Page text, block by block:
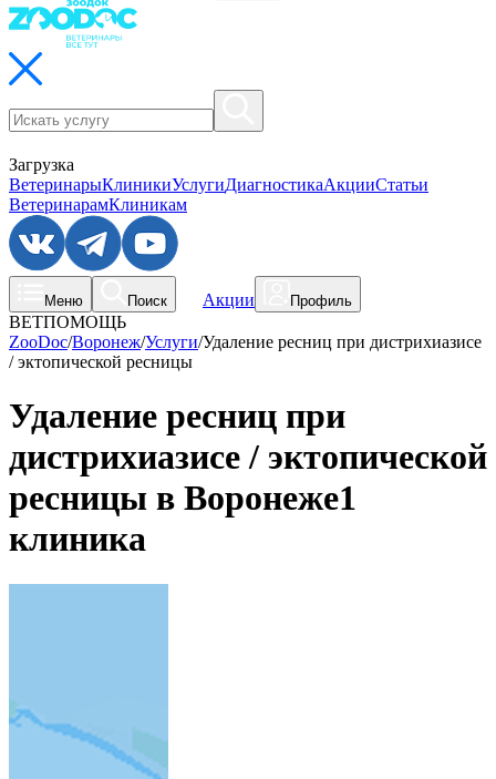
Загрузка
ВетеринарыКлиникиУслугиДиагностикаАкцииСтатьи
ВетеринарамКлиникам
Меню Поиск Акции Профиль
ВЕТПОМОЩЬ
ZooDoc/Воронеж/Услуги/Удаление ресниц при дистрихиазисе
/ эктопической ресницы
Удаление ресниц при
дистрихиазисе / эктопической
ресницы в Воронеже1
клиника